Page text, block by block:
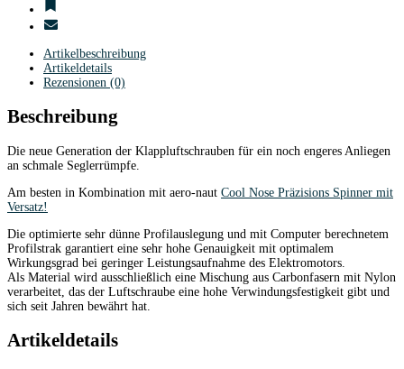
Artikelbeschreibung
Artikeldetails
Rezensionen (0)
Beschreibung
Die neue Generation der Klappluftschrauben für ein noch engeres Anliegen
an schmale Seglerrümpfe.
Am besten in Kombination mit aero-naut Cool Nose Präzisions Spinner mit
Versatz!
Die optimierte sehr dünne Profilauslegung und mit Computer berechnetem
Profilstrak garantiert eine sehr hohe Genauigkeit mit optimalem
Wirkungsgrad bei geringer Leistungsaufnahme des Elektromotors.
Als Material wird ausschließlich eine Mischung aus Carbonfasern mit Nylon
verarbeitet, das der Luftschraube eine hohe Verwindungsfestigkeit gibt und
sich seit Jahren bewährt hat.
Artikeldetails